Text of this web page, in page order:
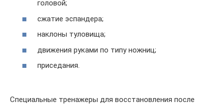
головой;
сжатие эспандера;
наклоны туловища;
движения руками по типу ножниц;
приседания.
Специальные тренажеры для восстановления после